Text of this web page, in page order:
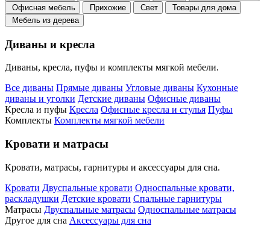
Офисная мебель
Прихожие Свет
Товары для дома
Мебель из дерева
Диваны и кресла
Диваны, кресла, пуфы и комплекты мягкой мебели.
Все диваны Прямые диваны Угловые диваны Кухонные
диваны и уголки Детские диваны Офисные диваны
Кресла и пуфы Кресла Офисные кресла и стулья Пуфы
Комплекты Комплекты мягкой мебели
Кровати и матрасы
Кровати, матрасы, гарнитуры и аксессуары для сна.
Кровати Двуспальные кровати Односпальные кровати,
раскладушки Детские кровати Спальные гарнитуры
Матрасы Двуспальные матрасы Односпальные матрасы
Другое для сна Аксессуары для сна